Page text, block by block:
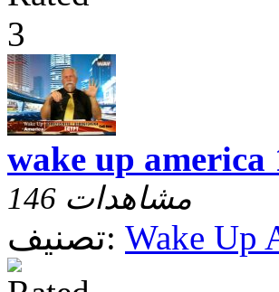
wake up
146 مشاهدات
تصنيف: Wake Up